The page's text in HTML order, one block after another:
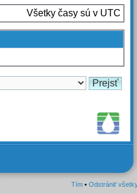
Všetky časy sú v UTC
Tím • Odstrániť